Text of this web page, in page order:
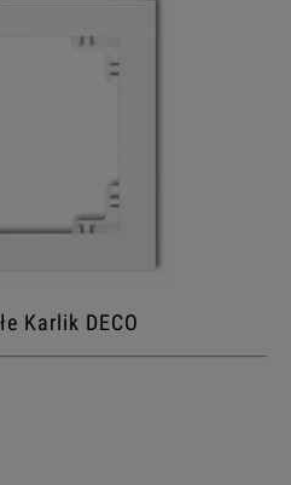
Karlik DECO